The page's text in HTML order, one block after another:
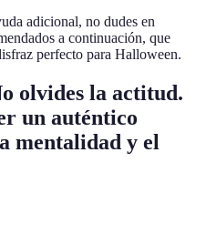
adicional, no dudes en
a continuación, que
perfecto para Halloween.
olvides la actitud.
un auténtico
mentalidad y el